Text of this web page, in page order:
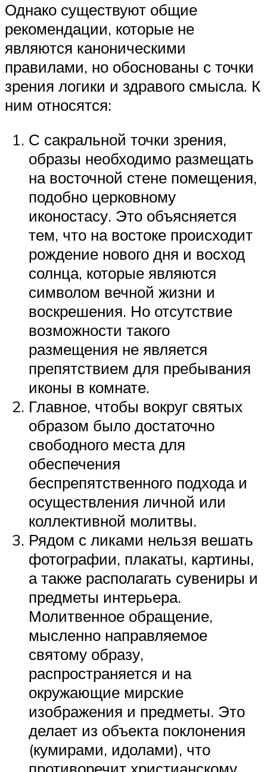
Однако существуют общие
рекомендации, которые не
являются каноническими
правилами, но обоснованы с точки
зрения логики и здравого смысла. К
ним относятся:
С сакральной точки зрения,
образы необходимо размещать
на восточной стене помещения,
подобно церковному
иконостасу. Это объясняется
тем, что на востоке происходит
рождение нового дня и восход
солнца, которые являются
символом вечной жизни и
воскрешения. Но отсутствие
возможности такого
размещения не является
препятствием для пребывания
иконы в комнате.
Главное, чтобы вокруг святых
образом было достаточно
свободного места для
обеспечения
беспрепятственного подхода и
осуществления личной или
коллективной молитвы.
Рядом с ликами нельзя вешать
фотографии, плакаты, картины,
а также располагать сувениры и
предметы интерьера.
Молитвенное обращение,
мысленно направляемое
святому образу,
распространяется и на
окружающие мирские
изображения и предметы. Это
делает из объекта поклонения
(кумирами, идолами), что